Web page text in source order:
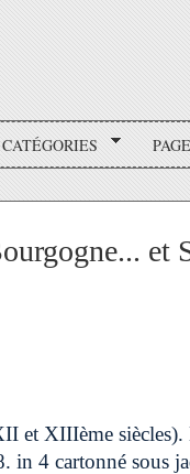
CATÉGORIES
et
et XIIIème
in 4 cartonné sous